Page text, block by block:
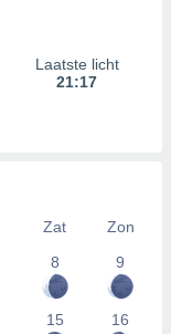
Laatste licht
21:17
Zat
Zon
8
9
15 16